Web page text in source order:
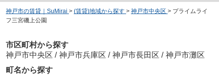
神戸市の賃貸｜SuMirai > (賃貸)地域から探す > 神戸市中央区 > プライムライ
フ三宮磯上公園
市区町村から探す
神戸市中央区 / 神戸市兵庫区 / 神戸市長田区 / 神戸市灘区
町名から探す